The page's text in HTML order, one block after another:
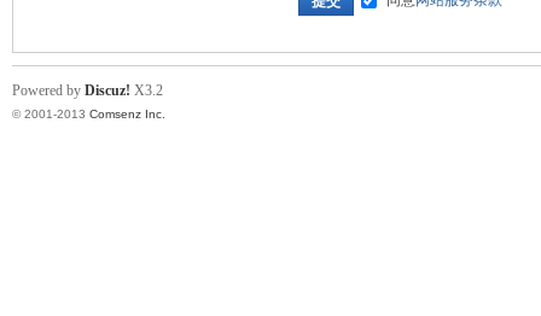
Powered by Discuz! X3.2
© 2001-2013 Comsenz Inc.